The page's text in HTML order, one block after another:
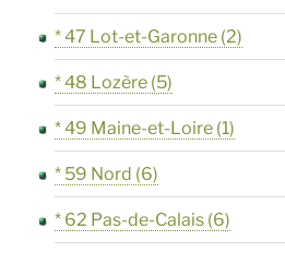
* 47 Lot-et-Garonne (2)
* 48 Lozère (5)
* 49 Maine-et-Loire (1)
* 59 Nord (6)
* 62 Pas-de-Calais (6)